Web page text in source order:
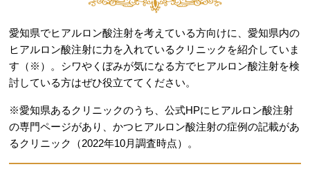
愛知県でヒアルロン酸注射を考えている方向けに、愛知県内の
ヒアルロン酸注射に力を入れているクリニックを紹介していま
す（※）。シワやくぼみが気になる方でヒアルロン酸注射を検
討している方はぜひ役立ててください。
※愛知県あるクリニックのうち、公式HPにヒアルロン酸注射
の専門ページがあり、かつヒアルロン酸注射の症例の記載があ
るクリニック（2022年10月調査時点）。